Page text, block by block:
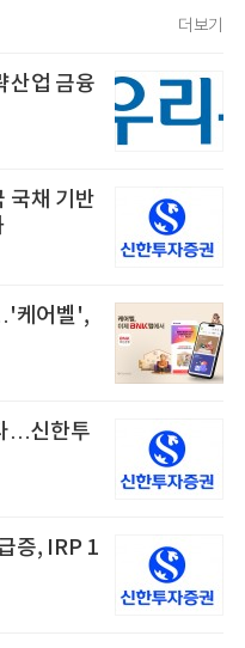
더보기
산업 금융
국채 기반
케어벨',
…신한투
증, IRP 1